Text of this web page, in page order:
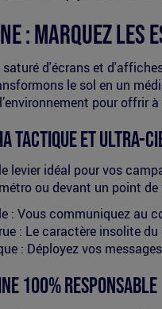
: Marquez les
d'écrans et
le sol en un
pour offrir
tactique et ultra-
levier idéal pour vos
ou devant un point de
: Vous communiquez au
: Le caractère insolite
: Déployez vos
100% responsable